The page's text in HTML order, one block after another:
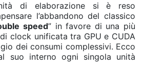
di elaborazione si è reso
l’abbandono del classico
speed” in favore di una più
clock unificata tra GPU e CUDA
dei consumi complessivi. Ecco
suo interno ogni singola unità